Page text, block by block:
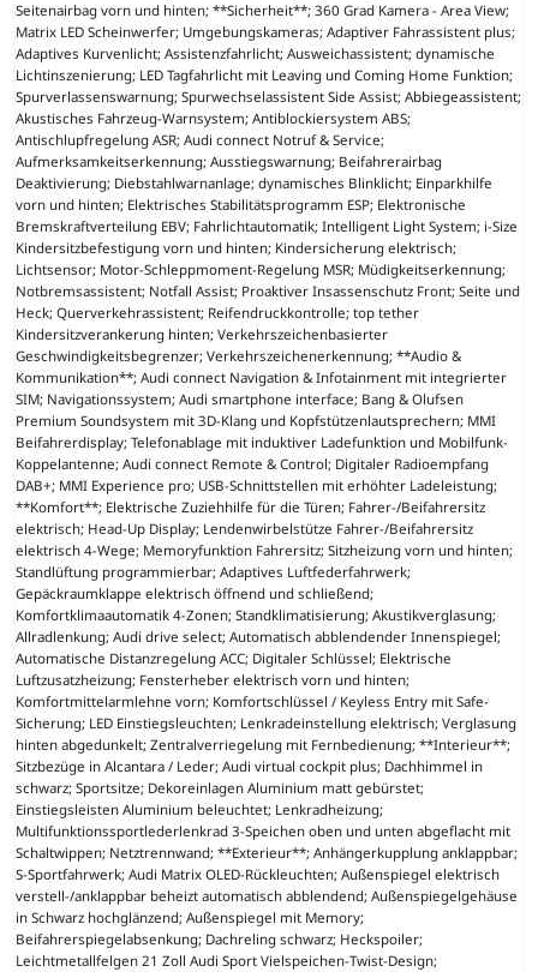
Seitenairbag vorn und hinten; **Sicherheit**; 360 Grad Kamera - Area View;
Matrix LED Scheinwerfer; Umgebungskameras; Adaptiver Fahrassistent plus;
Adaptives Kurvenlicht; Assistenzfahrlicht; Ausweichassistent; dynamische
Lichtinszenierung; LED Tagfahrlicht mit Leaving und Coming Home Funktion;
Spurverlassenswarnung; Spurwechselassistent Side Assist; Abbiegeassistent;
Akustisches Fahrzeug-Warnsystem; Antiblockiersystem ABS;
Antischlupfregelung ASR; Audi connect Notruf & Service;
Aufmerksamkeitserkennung; Ausstiegswarnung; Beifahrerairbag
Deaktivierung; Diebstahlwarnanlage; dynamisches Blinklicht; Einparkhilfe
vorn und hinten; Elektrisches Stabilitätsprogramm ESP; Elektronische
Bremskraftverteilung EBV; Fahrlichtautomatik; Intelligent Light System; i-Size
Kindersitzbefestigung vorn und hinten; Kindersicherung elektrisch;
Lichtsensor; Motor-Schleppmoment-Regelung MSR; Müdigkeitserkennung;
Notbremsassistent; Notfall Assist; Proaktiver Insassenschutz Front; Seite und
Heck; Querverkehrassistent; Reifendruckkontrolle; top tether
Kindersitzverankerung hinten; Verkehrszeichenbasierter
Geschwindigkeitsbegrenzer; Verkehrszeichenerkennung; **Audio &
Kommunikation**; Audi connect Navigation & Infotainment mit integrierter
SIM; Navigationssystem; Audi smartphone interface; Bang & Olufsen
Premium Soundsystem mit 3D-Klang und Kopfstützenlautsprechern; MMI
Beifahrerdisplay; Telefonablage mit induktiver Ladefunktion und Mobilfunk-
Koppelantenne; Audi connect Remote & Control; Digitaler Radioempfang
DAB+; MMI Experience pro; USB-Schnittstellen mit erhöhter Ladeleistung;
**Komfort**; Elektrische Zuziehhilfe für die Türen; Fahrer-/Beifahrersitz
elektrisch; Head-Up Display; Lendenwirbelstütze Fahrer-/Beifahrersitz
elektrisch 4-Wege; Memoryfunktion Fahrersitz; Sitzheizung vorn und hinten;
Standlüftung programmierbar; Adaptives Luftfederfahrwerk;
Gepäckraumklappe elektrisch öffnend und schließend;
Komfortklimaautomatik 4-Zonen; Standklimatisierung; Akustikverglasung;
Allradlenkung; Audi drive select; Automatisch abblendender Innenspiegel;
Automatische Distanzregelung ACC; Digitaler Schlüssel; Elektrische
Luftzusatzheizung; Fensterheber elektrisch vorn und hinten;
Komfortmittelarmlehne vorn; Komfortschlüssel / Keyless Entry mit Safe-
Sicherung; LED Einstiegsleuchten; Lenkradeinstellung elektrisch; Verglasung
hinten abgedunkelt; Zentralverriegelung mit Fernbedienung; **Interieur**;
Sitzbezüge in Alcantara / Leder; Audi virtual cockpit plus; Dachhimmel in
schwarz; Sportsitze; Dekoreinlagen Aluminium matt gebürstet;
Einstiegsleisten Aluminium beleuchtet; Lenkradheizung;
Multifunktionssportlederlenkrad 3-Speichen oben und unten abgeflacht mit
Schaltwippen; Netztrennwand; **Exterieur**; Anhängerkupplung anklappbar;
S-Sportfahrwerk; Audi Matrix OLED-Rückleuchten; Außenspiegel elektrisch
verstell-/anklappbar beheizt automatisch abblendend; Außenspiegelgehäuse
in Schwarz hochglänzend; Außenspiegel mit Memory;
Beifahrerspiegelabsenkung; Dachreling schwarz; Heckspoiler;
Leichtmetallfelgen 21 Zoll Audi Sport Vielspeichen-Twist-Design;